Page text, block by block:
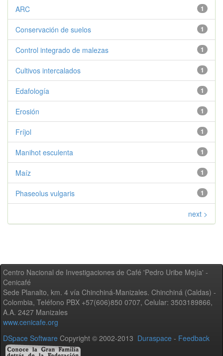
1
ARC
1
Conservación de suelos
1
Control integrado de malezas
1
Cultivos intercalados
1
Edafología
1
Erosión
1
Fríjol
1
Manihot esculenta
1
Maíz
1
Phaseolus vulgaris
next >
Centro Nacional de Investigaciones de Café 'Pedro Uribe Mejía' -
Cenicafé
Sede Planalto, km. 4 vía Chinchiná-Manizales. Chinchiná (Caldas) -
Colombia, Teléfono PBX +57(606)850 0707, Celular: 3503189866,
A.A. 2427 Manizales
www.cenicafe.org
DSpace Software Copyright © 2002-2013 Duraspace - Feedback